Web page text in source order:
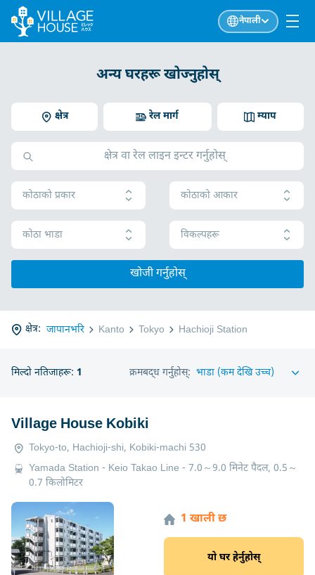
नेपाली
अन्य घरहरू खोज्नुहोस्
क्षेत्र म्याप
रेल मार्ग
कोठाको प्रकार कोठाको आकार
कोठा भाडा विकल्पहरू
खोजी गर्नुहोस्
क्षेत्र: जापानभरि Kanto Tokyo Hachioji Station
मिल्दो नतिजाहरू: 1 क्रमबद्ध गर्नुहोस्:
Village House Kobiki
Tokyo-to, Hachioji-shi, Kobiki-machi 530
Yamada Station - Keio Takao Line - 7.0～9.0 मिनेट पैदल, 0.5～
0.7 किलोमिटर
1 खाली छ
यो घर हेर्नुहोस्